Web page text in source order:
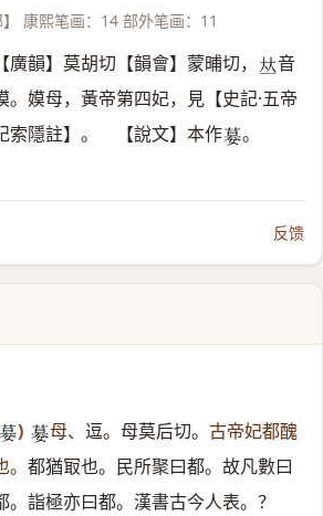
】 康熙笔画：14 部外笔画：11
【廣韻】莫胡切【韻會】蒙晡切， 𠀤音
。嫫母，黃帝第四妃，見【史記·五帝
索隱註】。 【說文】本作𡠜 。
反馈
𡠜 ) 𡠜 母、 逗。母莫后切。 古帝妃都醜
。 都猶冣也。民所聚曰都。故凡數曰
。詣極亦曰都。漢書古今人表。？